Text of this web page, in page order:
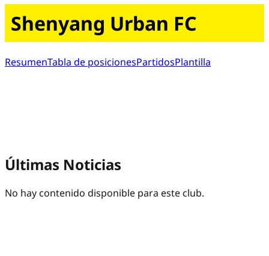
Shenyang Urban FC
ResumenTabla de posicionesPartidosPlantilla
Últimas Noticias
No hay contenido disponible para este club.